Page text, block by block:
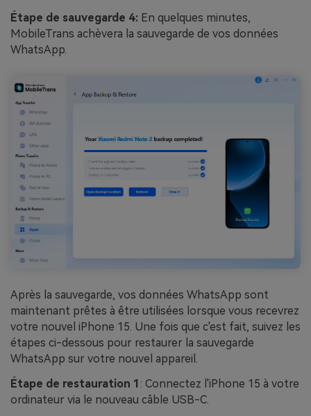
Étape de sauvegarde 4: En quelques minutes,
MobileTrans achèvera la sauvegarde de vos données
WhatsApp.
Après la sauvegarde, vos données WhatsApp sont
maintenant prêtes à être utilisées lorsque vous recevrez
votre nouvel iPhone 15. Une fois que c'est fait, suivez les
étapes ci-dessous pour restaurer la sauvegarde
WhatsApp sur votre nouvel appareil.
Étape de restauration 1 : Connectez l'iPhone 15 à votre
ordinateur via le nouveau câble USB-C.